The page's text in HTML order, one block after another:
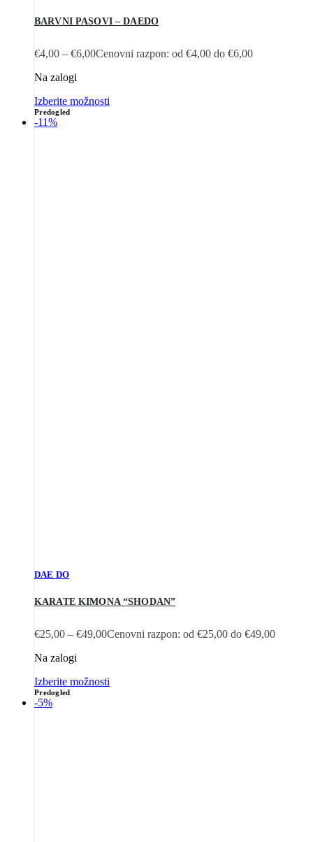
BARVNI PASOVI – DAEDO
€4,00 – €6,00Cenovni razpon: od €4,00 do €6,00
Na zalogi
Izberite možnosti
Predogled
-11%
DAE DO
KARATE KIMONA “SHODAN”
€25,00 – €49,00Cenovni razpon: od €25,00 do €49,00
Na zalogi
Izberite možnosti
Predogled
-5%